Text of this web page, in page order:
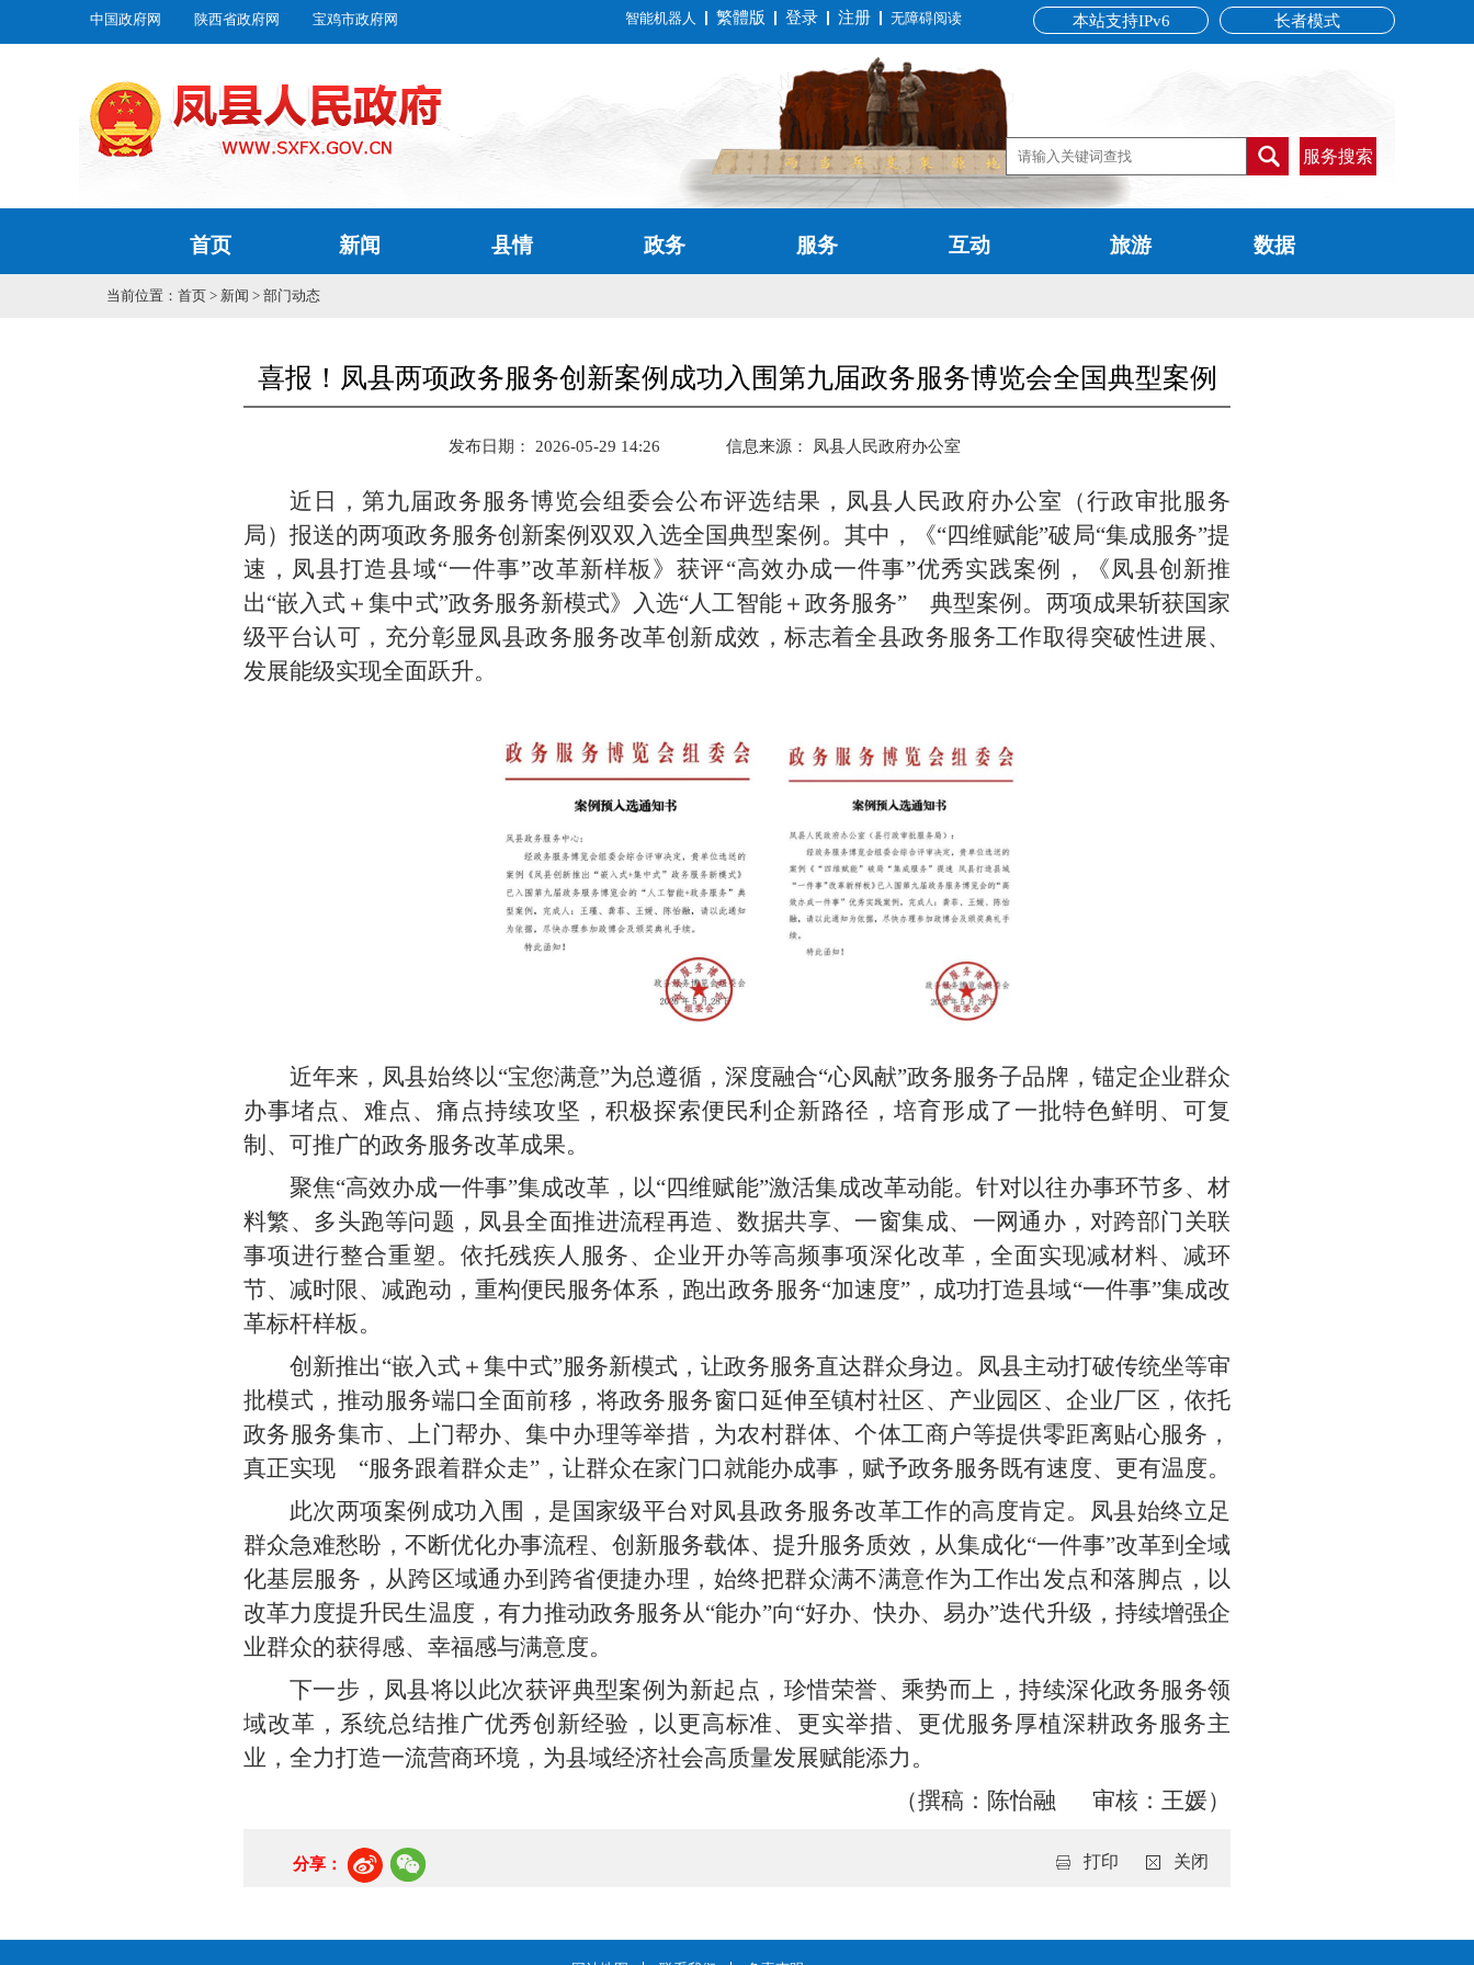
中国政府网 陕西省政府网 宝鸡市政府网 长者模式
本站支持IPv6
智能机器人 繁體版 登录 注册 无障碍阅读
服务搜索
首页 新闻 县情 政务 服务 互动 旅游 数据
当前位置： 首页 > 新闻 > 部门动态
喜报！凤县两项政务服务创新案例成功入围第九届政务服务博览会全国典型案例
发布日期： 2026-05-29 14:26 信息来源： 凤县人民政府办公室
近日，第九届政务服务博览会组委会公布评选结果，凤县人民政府办公室（行政审批服务
局）报送的两项政务服务创新案例双双入选全国典型案例。其中，《“四维赋能”破局“集成服务”提
速，凤县打造县域“一件事”改革新样板》获评“高效办成一件事”优秀实践案例，《凤县创新推
出“嵌入式＋集中式”政务服务新模式》入选“人工智能＋政务服务” 典型案例。两项成果斩获国家
级平台认可，充分彰显凤县政务服务改革创新成效，标志着全县政务服务工作取得突破性进展、
发展能级实现全面跃升。
近年来，凤县始终以“宝您满意”为总遵循，深度融合“心凤献”政务服务子品牌，锚定企业群众
办事堵点、难点、痛点持续攻坚，积极探索便民利企新路径，培育形成了一批特色鲜明、可复
制、可推广的政务服务改革成果。
聚焦“高效办成一件事”集成改革，以“四维赋能”激活集成改革动能。针对以往办事环节多、材
料繁、多头跑等问题，凤县全面推进流程再造、数据共享、一窗集成、一网通办，对跨部门关联
事项进行整合重塑。依托残疾人服务、企业开办等高频事项深化改革，全面实现减材料、减环
节、减时限、减跑动，重构便民服务体系，跑出政务服务“加速度”，成功打造县域“一件事”集成改
革标杆样板。
创新推出“嵌入式＋集中式”服务新模式，让政务服务直达群众身边。凤县主动打破传统坐等审
批模式，推动服务端口全面前移，将政务服务窗口延伸至镇村社区、产业园区、企业厂区，依托
政务服务集市、上门帮办、集中办理等举措，为农村群体、个体工商户等提供零距离贴心服务，
真正实现 “服务跟着群众走”，让群众在家门口就能办成事，赋予政务服务既有速度、更有温度。
此次两项案例成功入围，是国家级平台对凤县政务服务改革工作的高度肯定。凤县始终立足
群众急难愁盼，不断优化办事流程、创新服务载体、提升服务质效，从集成化“一件事”改革到全域
化基层服务，从跨区域通办到跨省便捷办理，始终把群众满不满意作为工作出发点和落脚点，以
改革力度提升民生温度，有力推动政务服务从“能办”向“好办、快办、易办”迭代升级，持续增强企
业群众的获得感、幸福感与满意度。
下一步，凤县将以此次获评典型案例为新起点，珍惜荣誉、乘势而上，持续深化政务服务领
域改革，系统总结推广优秀创新经验，以更高标准、更实举措、更优服务厚植深耕政务服务主
业，全力打造一流营商环境，为县域经济社会高质量发展赋能添力。
（撰稿：陈怡融 审核：王媛）
分享： 打印 关闭